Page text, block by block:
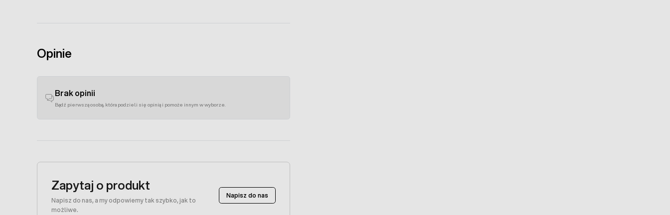
Opinie
Brak opinii
Bądź pierwszą osobą, która podzieli się opinią i pomoże innym w wyborze.
Zapytaj o produkt
Napisz do nas, a my odpowiemy tak szybko, jak to
możliwe.
Napisz do nas